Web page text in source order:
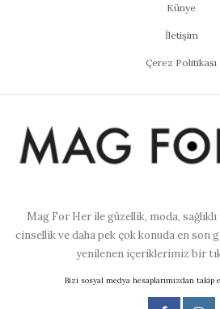
Künye
İletişim
Çerez Politikası
Mag For Her ile güzellik, moda,
cinsellik ve daha pek çok konuda en son
yenilenen içeriklerimiz bir
Bizi sosyal medya hesaplarımızdan takip